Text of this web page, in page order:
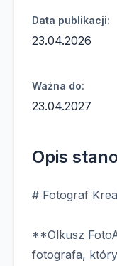
Data publikacji:
23.04.2026
Ważna do:
23.04.2027
Opis
# Fotograf
**Olkusz
fotografa, który